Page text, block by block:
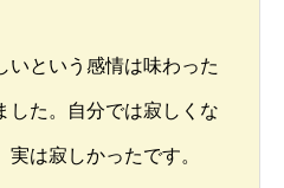
いという感情は味わった
した。自分では寂しくな
は寂しかったです。